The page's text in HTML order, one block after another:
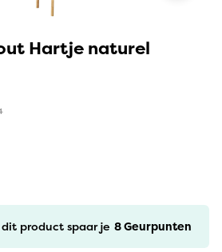
Hartje naturel
product spaar je 8Geurpunten